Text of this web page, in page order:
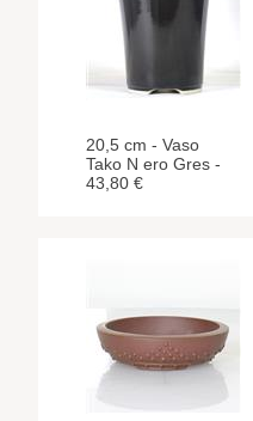
20,5 cm - Vaso
Tako N ero Gres -
43,80 €